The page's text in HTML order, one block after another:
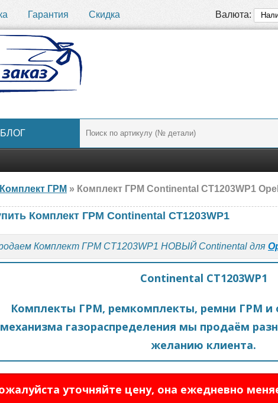
Гарантия Скидка Валюта:
БЛОГ
Комплект ГРМ » Комплект ГРМ Continental CT1203WP1
Комплект ГРМ Continental CT1203WP1
Комплект ГРМ CT1203WP1 НОВЫЙ Continental для
Continental CT1203WP1
Комплекты ГРМ, ремкомплекты, ремни ГРМ и
механизма газораспределения мы продаём
желанию клиента.
уточняйте цену, она ежедневно